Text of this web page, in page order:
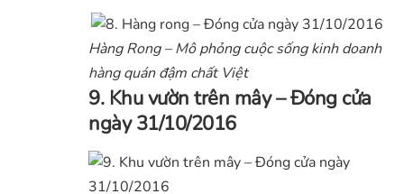
Hàng Rong – Mô phỏng cuộc sống kinh doanh
hàng quán đậm chất Việt
9. Khu vườn trên mây – Đóng cửa
ngày 31/10/2016